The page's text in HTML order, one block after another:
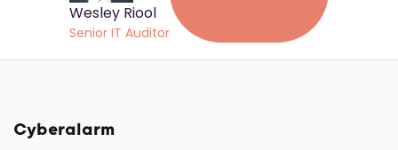
Wesley Riool
Senior IT Auditor
Cyberalarm